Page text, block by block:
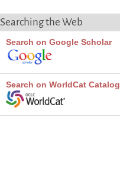
Searching the Web
Search on Google Scholar
Search on WorldCat Catalog